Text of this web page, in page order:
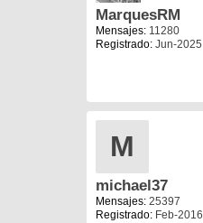
MarquesRM
Mensajes: 11280
Registrado: Jun-2025
M
michael37
Mensajes: 25397
Registrado: Feb-2016